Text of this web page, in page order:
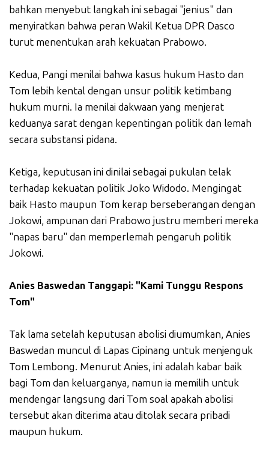
bahkan menyebut langkah ini sebagai "jenius" dan
menyiratkan bahwa peran Wakil Ketua DPR Dasco
turut menentukan arah kekuatan Prabowo.
Kedua, Pangi menilai bahwa kasus hukum Hasto dan
Tom lebih kental dengan unsur politik ketimbang
hukum murni. Ia menilai dakwaan yang menjerat
keduanya sarat dengan kepentingan politik dan lemah
secara substansi pidana.
Ketiga, keputusan ini dinilai sebagai pukulan telak
terhadap kekuatan politik Joko Widodo. Mengingat
baik Hasto maupun Tom kerap berseberangan dengan
Jokowi, ampunan dari Prabowo justru memberi mereka
"napas baru" dan memperlemah pengaruh politik
Jokowi.
Anies Baswedan Tanggapi: "Kami Tunggu Respons
Tom"
Tak lama setelah keputusan abolisi diumumkan, Anies
Baswedan muncul di Lapas Cipinang untuk menjenguk
Tom Lembong. Menurut Anies, ini adalah kabar baik
bagi Tom dan keluarganya, namun ia memilih untuk
mendengar langsung dari Tom soal apakah abolisi
tersebut akan diterima atau ditolak secara pribadi
maupun hukum.